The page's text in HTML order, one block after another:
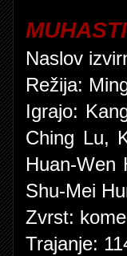
Naslov
Režija:
Igrajo:
Ching Lu,
Huan-Wen
Shu-Mei
Zvrst:
Trajanje: